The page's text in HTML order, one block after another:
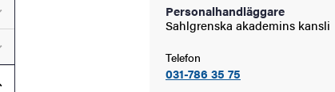
Undermeny för Forskarutbildning
Undermeny för Samverkan och innovation
Undermeny för Om universitetet
Personalhandläggare
Sahlgrenska akademins kansli
Telefon
031-786 35 75